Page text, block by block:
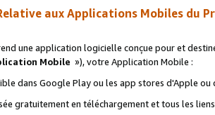
aux Applications Mobiles du
une application logicielle conçue pour et
Mobile »), votre Application Mobile :
dans Google Play ou les app stores d'Apple ou
gratuitement en téléchargement et tous les